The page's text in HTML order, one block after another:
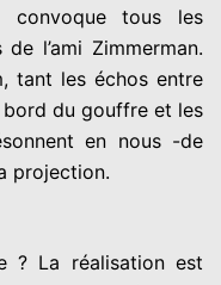
tous les
l’ami Zimmerman.
tant les échos entre
bord du gouffre et les
en nous -de
projection.
? La réalisation est